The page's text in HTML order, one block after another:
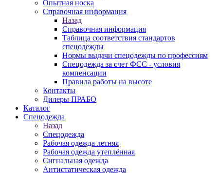
Опытная носка
Справочная информация
Назад
Справочная информация
Таблица соответствия стандартов
спецодежды
Нормы выдачи спецодежды по профессиям
Спецодежда за счет ФСС - условия
компенсации
Правила работы на высоте
Контакты
Дилеры ПРАБО
Каталог
Спецодежда
Назад
Спецодежда
Рабочая одежда летняя
Рабочая одежда утеплённая
Сигнальная одежда
Антистатическая одежда